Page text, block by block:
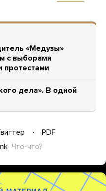
«Медузы»
с выборами
протестами
дела». В одной
PDF
Что-что?